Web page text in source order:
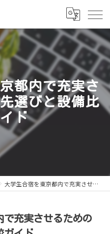
都内で充実さ
選びと設備比
ド
大学生合宿を東京都内で充実させるための宿泊先選びと設備比較ガイド
で充実させるための